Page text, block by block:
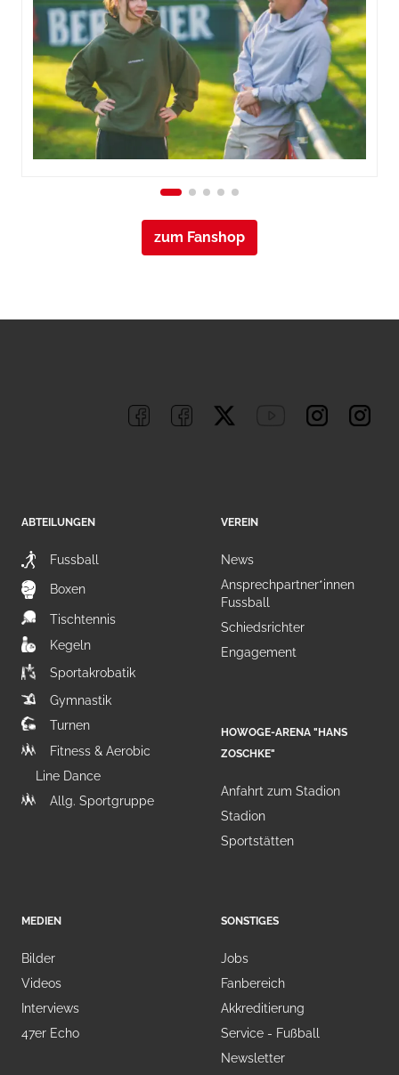
zum Fanshop
ABTEILUNGEN
Fussball
Boxen
Tischtennis
Kegeln
Sportakrobatik
Gymnastik
Turnen
Fitness & Aerobic
Line Dance
Allg. Sportgruppe
VEREIN
News
Ansprechpartner*innen
Fussball
Schiedsrichter
Engagement
HOWOGE-ARENA "HANS
ZOSCHKE"
Anfahrt zum Stadion
Stadion
Sportstätten
MEDIEN
Bilder
Videos
Interviews
47er Echo
SONSTIGES
Jobs
Fanbereich
Akkreditierung
Service - Fußball
Newsletter